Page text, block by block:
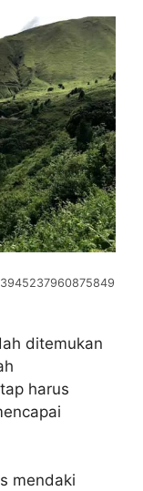
ditemukan
harus
mendaki